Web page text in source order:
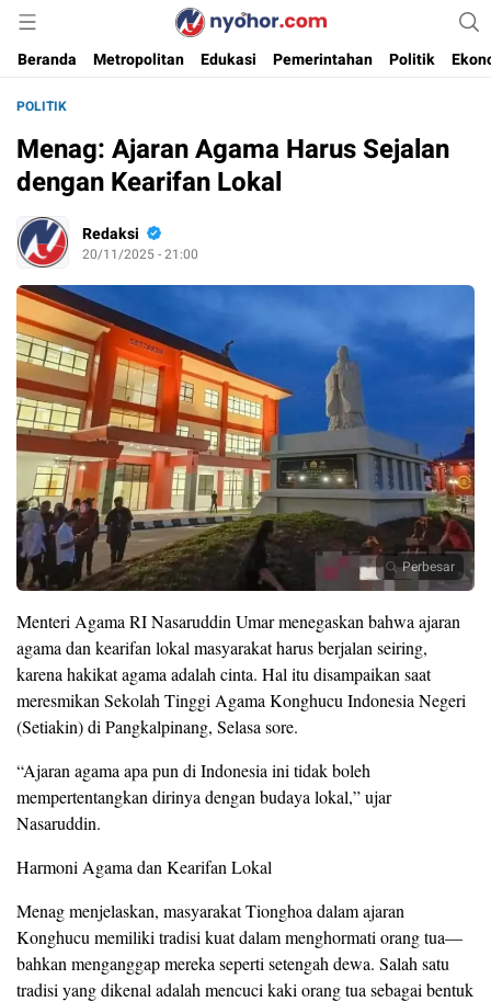
Nyohor.com
Media Informasi Ternyohor
Beranda
Metropolitan Edukasi Pemerintahan Politik
POLITIK
Menag: Ajaran Agama Harus Sejalan
dengan Kearifan Lokal
Redaksi
20/11/2025 - 21:00
Perbesar
Menteri Agama RI Nasaruddin Umar menegaskan bahwa ajaran
agama dan kearifan lokal masyarakat harus berjalan seiring,
karena hakikat agama adalah cinta. Hal itu disampaikan saat
meresmikan Sekolah Tinggi Agama Konghucu Indonesia Negeri
(Setiakin) di Pangkalpinang, Selasa sore.
“Ajaran agama apa pun di Indonesia ini tidak boleh
mempertentangkan dirinya dengan budaya lokal,” ujar
Nasaruddin.
Harmoni Agama dan Kearifan Lokal
Menag menjelaskan, masyarakat Tionghoa dalam ajaran
Konghucu memiliki tradisi kuat dalam menghormati orang tua—
bahkan menganggap mereka seperti setengah dewa. Salah satu
tradisi yang dikenal adalah mencuci kaki orang tua sebagai bentuk